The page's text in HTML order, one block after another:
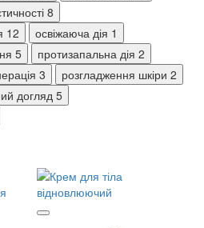
8
12 освіжаюча дія 1
5 протизапальна дія 2
3 розгладження шкіри 2
догляд 5